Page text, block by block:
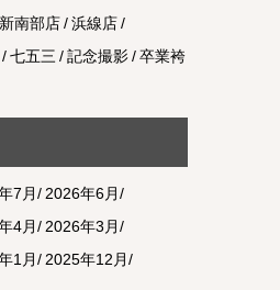
新南部店
浜線店
七五三 記念撮影 卒業袴
7月
2026年6月
4月
2026年3月
1月
2025年12月